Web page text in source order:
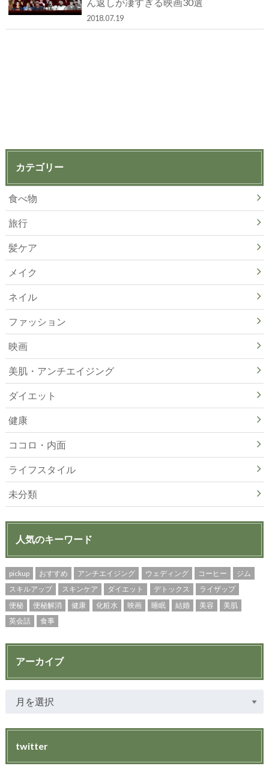
2018.07.19
カテゴリー
食べ物
旅行
髪ケア
メイク
ネイル
ファッション
映画
美肌・アンチエイジング
ダイエット
健康
ココロ・内面
ライフスタイル
未分類
人気のキーワード
pickup おすすめ アンチエイジング ウェディング コーヒー
ジム
スキルアップ
スキンケア ダイエット デトックス
ライザップ
便秘
便秘解消 健康 化粧水 映画 睡眠 結婚 美容
美肌
英会話
食事
アーカイブ
twitter